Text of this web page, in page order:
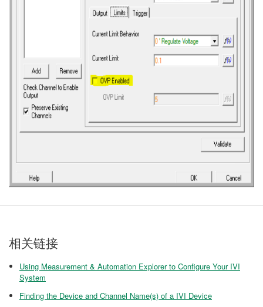
相关链接
Using Measurement & Automation Explorer to Configure Your IVI
System
Finding the Device and Channel Name(s) of a IVI Device